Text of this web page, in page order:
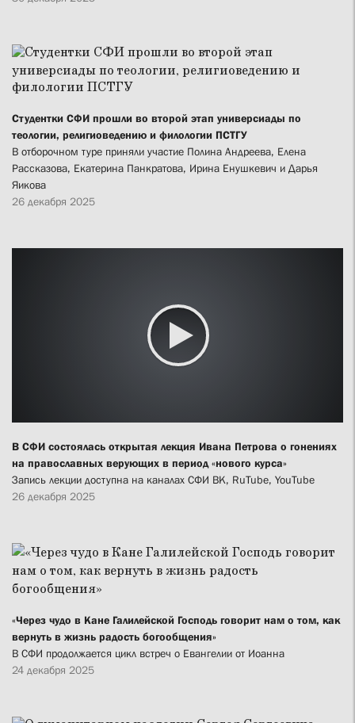
Студентки СФИ прошли во второй этап универсиады по
теологии, религиоведению и филологии ПСТГУ
В отборочном туре приняли участие Полина Андреева, Елена
Рассказова, Екатерина Панкратова, Ирина Енушкевич и Дарья
Яикова
26 декабря 2025
В СФИ состоялась открытая лекция Ивана Петрова о гонениях
на православных верующих в период «нового курса»
Запись лекции доступна на каналах СФИ ВК, RuTube, YouTube
26 декабря 2025
«Через чудо в Кане Галилейской Господь говорит нам о том, как
вернуть в жизнь радость богообщения»
В СФИ продолжается цикл встреч о Евангелии от Иоанна
24 декабря 2025